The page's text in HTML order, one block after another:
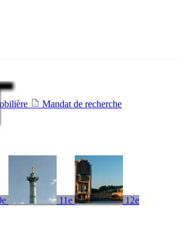
Mandat de recherche
11e 12e